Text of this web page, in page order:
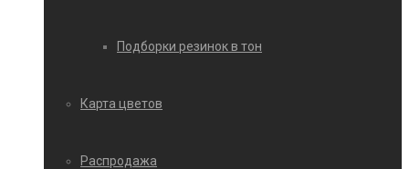
Подборки резинок в тон
Карта цветов
Распродажа